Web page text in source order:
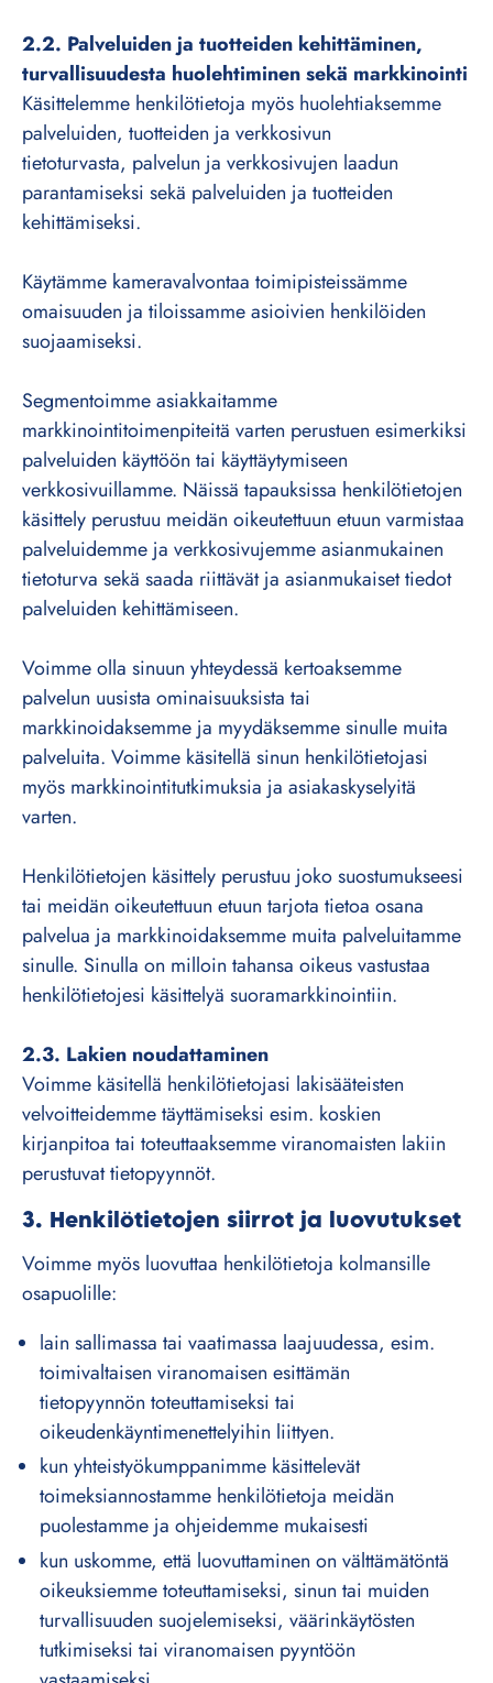
2.2. Palveluiden ja tuotteiden kehittäminen,
turvallisuudesta huolehtiminen sekä markkinointi
Käsittelemme henkilötietoja myös huolehtiaksemme
palveluiden, tuotteiden ja verkkosivun
tietoturvasta, palvelun ja verkkosivujen laadun
parantamiseksi sekä palveluiden ja tuotteiden
kehittämiseksi.
Käytämme kameravalvontaa toimipisteissämme
omaisuuden ja tiloissamme asioivien henkilöiden
suojaamiseksi.
Segmentoimme asiakkaitamme
markkinointitoimenpiteitä varten perustuen esimerkiksi
palveluiden käyttöön tai käyttäytymiseen
verkkosivuillamme. Näissä tapauksissa henkilötietojen
käsittely perustuu meidän oikeutettuun etuun varmistaa
palveluidemme ja verkkosivujemme asianmukainen
tietoturva sekä saada riittävät ja asianmukaiset tiedot
palveluiden kehittämiseen.
Voimme olla sinuun yhteydessä kertoaksemme
palvelun uusista ominaisuuksista tai
markkinoidaksemme ja myydäksemme sinulle muita
palveluita. Voimme käsitellä sinun henkilötietojasi
myös markkinointitutkimuksia ja asiakaskyselyitä
varten.
Henkilötietojen käsittely perustuu joko suostumukseesi
tai meidän oikeutettuun etuun tarjota tietoa osana
palvelua ja markkinoidaksemme muita palveluitamme
sinulle. Sinulla on milloin tahansa oikeus vastustaa
henkilötietojesi käsittelyä suoramarkkinointiin.
2.3. Lakien noudattaminen
Voimme käsitellä henkilötietojasi lakisääteisten
velvoitteidemme täyttämiseksi esim. koskien
kirjanpitoa tai toteuttaaksemme viranomaisten lakiin
perustuvat tietopyynnöt.
3. Henkilötietojen siirrot ja luovutukset
Voimme myös luovuttaa henkilötietoja kolmansille
osapuolille:
lain sallimassa tai vaatimassa laajuudessa, esim.
toimivaltaisen viranomaisen esittämän
tietopyynnön toteuttamiseksi tai
oikeudenkäyntimenettelyihin liittyen.
kun yhteistyökumppanimme käsittelevät
toimeksiannostamme henkilötietoja meidän
puolestamme ja ohjeidemme mukaisesti
kun uskomme, että luovuttaminen on välttämätöntä
oikeuksiemme toteuttamiseksi, sinun tai muiden
turvallisuuden suojelemiseksi, väärinkäytösten
tutkimiseksi tai viranomaisen pyyntöön